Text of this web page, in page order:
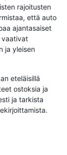
rajoitusten
että auto
ajantasaiset
vaativat
ja yleisen
eteläisillä
ostoksia ja
ja tarkista